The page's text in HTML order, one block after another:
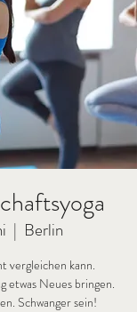
  |
Berlin
vergleichen kann.
etwas Neues bringen.
Schwanger sein!